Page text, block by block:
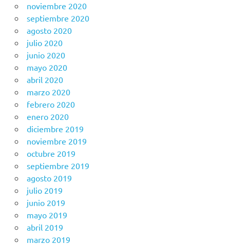
noviembre 2020
septiembre 2020
agosto 2020
julio 2020
junio 2020
mayo 2020
abril 2020
marzo 2020
febrero 2020
enero 2020
diciembre 2019
noviembre 2019
octubre 2019
septiembre 2019
agosto 2019
julio 2019
junio 2019
mayo 2019
abril 2019
marzo 2019